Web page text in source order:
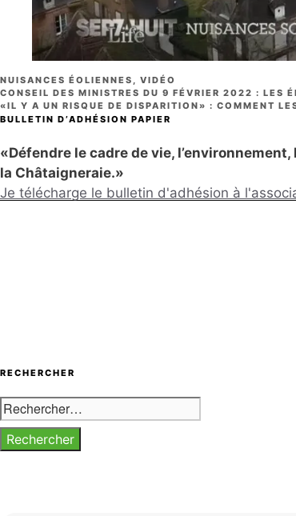
CATÉGORIES
NUISANCES ÉOLIENNES
VIDÉO
CONSEIL DES MINISTRES DU 9 FÉVRIER 2022 : LES
«IL Y A UN RISQUE DE DISPARITION» : COMMENT
BULLETIN D’ADHÉSION PAPIER
«Défendre le cadre de vie,
la Châtaigneraie.»
Je télécharge le bulletin d'adhésion à
RECHERCHER
Rechercher :